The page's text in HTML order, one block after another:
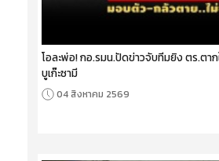
โอละพ่อ! กอ.รมน.ปัดข่าวจับทีมยิง ตร.ตา
บูเก๊ะซามี
04 สิงหาคม 2569